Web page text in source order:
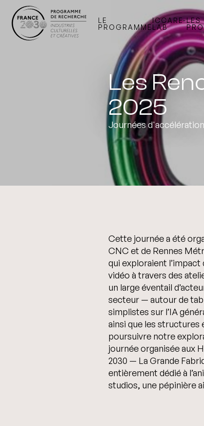
LE
PROGRAMME
ICCARE-
LAB
LES
Les
2025
Journées d'accélération
Cette journée a été
CNC et de Rennes
qui exploraient l’impact
vidéo à travers des
un large éventail
secteur — autour de
simplistes sur l’IA
ainsi que les structures
poursuivre notre
journée organisée aux
2030 — La Grande
entièrement dédié à
studios, une pépinière